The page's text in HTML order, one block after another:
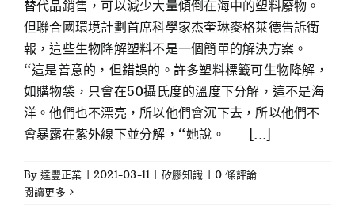
替代品銷售，可以減少大量傾倒在海中的塑料廢物。
但聯合國環境計劃首席科學家杰奎琳麥格萊德告訴衛
報，這些生物降解塑料不是一個簡單的解決方案。
“這是善意的，但錯誤的。許多塑料標籤可生物降解，
如購物袋，只會在50攝氏度的溫度下分解，這不是海
洋。他們也不漂亮，所以他們會沉下去，所以他們不
會暴露在紫外線下並分解，“她說。 [...]
By 達豐正業 2021-03-11 矽膠知識
0 條評論
閱讀更多